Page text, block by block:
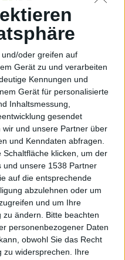
oder greifen auf
Gerät zu und verarbeiten
Kennungen und
Gerät für personalisierte
Inhaltsmessung,
gesendet
und unsere Partner über
und Kenndaten abfragen.
klicken, um der
unsere 1538 Partner
auf die entsprechende
abzulehnen oder um
und um Ihre
ändern.
Bitte beachten
personenbezogener Daten
obwohl Sie das Recht
zu widersprechen. Ihre
auch für das iPad
Titel ist seit kurzem
im April 2010
den iPod touch auf
das Spiel in
in den
allem die
gibt es nun in einer
Ihr Euch im
wieder. Hier treten
den Sieg, sondern auch
können die
Für besiegte Gegner
Erfahrungspunkte.
Teamattacken